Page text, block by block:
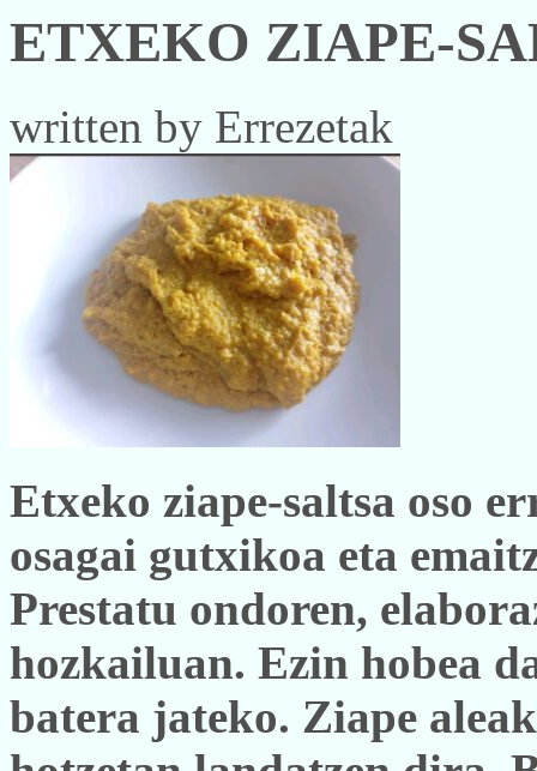
ETXEKO ZIAPE-
written by Errezetak
Etxeko ziape-saltsa oso
osagai gutxikoa eta
Prestatu ondoren,
hozkailuan. Ezin hobea
batera jateko. Ziape